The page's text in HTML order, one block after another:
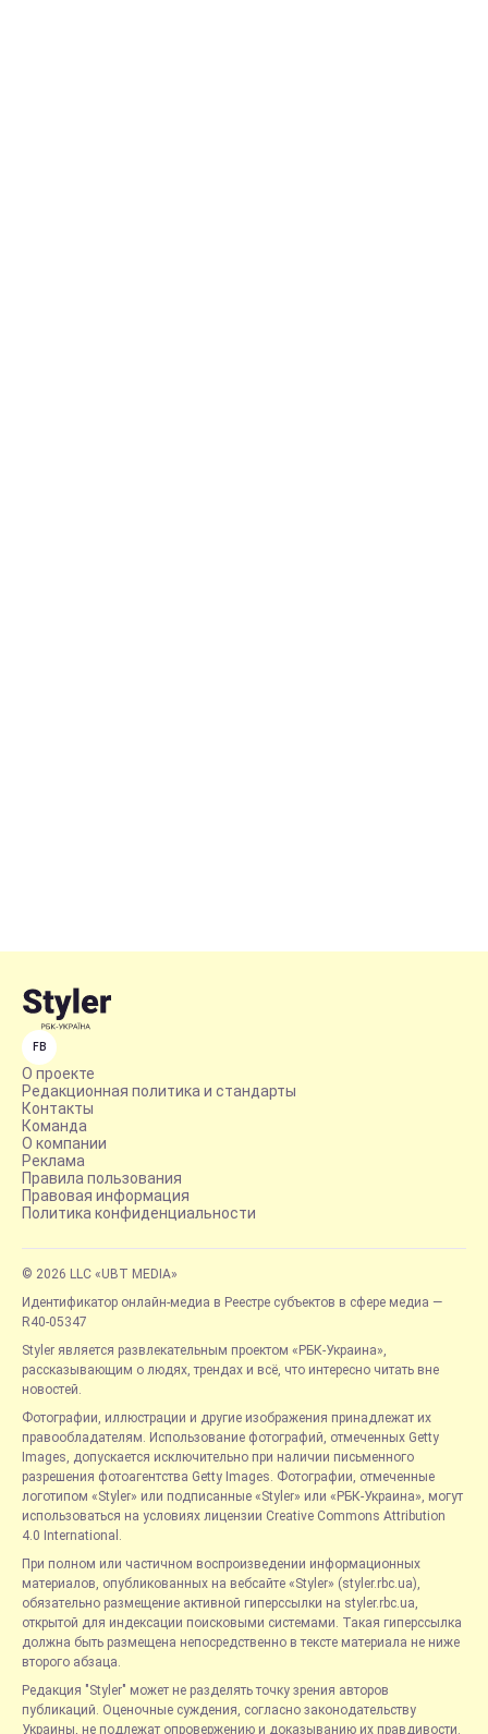
FB
О проекте
Редакционная политика и стандарты
Контакты
Команда
О компании
Реклама
Правила пользования
Правовая информация
Политика конфиденциальности
© 2026 LLC «UBT MEDIA»
Идентификатор онлайн-медиа в Реестре субъектов в сфере медиа —
R40-05347
Styler является развлекательным проектом «РБК-Украина»,
рассказывающим о людях, трендах и всё, что интересно читать вне
новостей.
Фотографии, иллюстрации и другие изображения принадлежат их
правообладателям. Использование фотографий, отмеченных Getty
Images, допускается исключительно при наличии письменного
разрешения фотоагентства Getty Images. Фотографии, отмеченные
логотипом «Styler» или подписанные «Styler» или «РБК-Украина», могут
использоваться на условиях лицензии Creative Commons Attribution
4.0 International.
При полном или частичном воспроизведении информационных
материалов, опубликованных на вебсайте «Styler» (styler.rbc.ua),
обязательно размещение активной гиперссылки на styler.rbc.ua,
открытой для индексации поисковыми системами. Такая гиперссылка
должна быть размещена непосредственно в тексте материала не ниже
второго абзаца.
Редакция "Styler" может не разделять точку зрения авторов
публикаций. Оценочные суждения, согласно законодательству
Украины, не подлежат опровержению и доказыванию их правдивости.